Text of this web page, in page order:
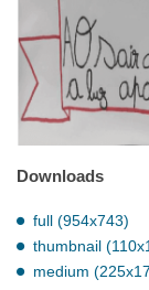
Downloads
full (954x743)
thumbnail
medium